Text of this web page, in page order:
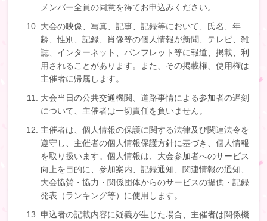
メンバー全員の同意を得てお申込みください。
大会の映像、写真、記事、記録等において、氏名、年
齢、性別、記録、肖像等の個人情報が新聞、テレビ、雑
誌、インターネット、パンフレット等に報道、掲載、利
用されることがあります。また、その掲載権、使用権は
主催者に帰属します。
大会当日の公共交通機関、道路事情による参加者の遅刻
について、主催者は一切責任を負いません。
主催者は、個人情報の保護に関する法律及び関連法令を
遵守し、主催者の個人情報保護方針に基づき、個人情報
を取り扱います。個人情報は、大会参加者へのサービス
向上を目的に、参加案内、記録通知、関連情報の通知、
大会協賛・協力・関係団体からのサービスの提供・記録
発表（ランキング等）に使用します。
申込者の記載内容に疑義が生じた場合、主催者は関係機